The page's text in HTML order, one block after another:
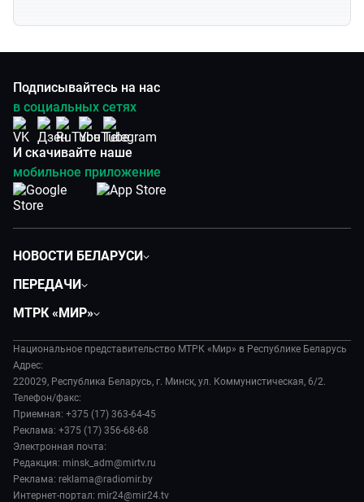
Подписывайтесь на нас
в социальных сетях
И скачивайте наше
мобильное приложение
НОВОСТИ БЕЛАРУСИ
Экономика
Происшествия
Наука и технологии
Здоровье и медицина
Авто
Культура
Спорт
ПЕРЕДАЧИ
Все как у людей
Вместе выгодно
Евразия. Культурно
Евразия. Регионы
Наши иностранцы
Пять причин поехать в...
Сделано в Содружестве
МТРК «МИР»
История
Руководство
Лица мира
Новости
Пресса о нас
Карьера
Реклама
Национальное представительство МТРК «Мир» в Республике Беларусь
Адрес:
220029, Республика Беларусь, г. Минск, ул. Коммунистическая, 6/2.
Телефон/факс:
Приемная: +375 (17) 363-64-45
Реклама: +375 (17) 356-68-68
Электронная почта:
Редакция: minsk_adm@mirtv.ru
Реклама: reklama@radiomir.by
Интернет-портал: mir24@mir24.tv